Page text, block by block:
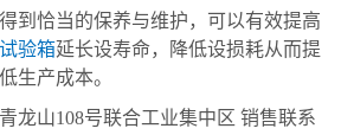
恰当的保养与维护，可以有效提高
验箱延长设寿命，降低设损耗从而提
生产成本。
山108号联合工业集中区 销售联系